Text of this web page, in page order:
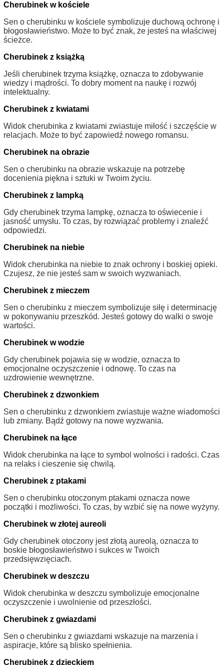
Cherubinek w kościele
Sen o cherubinku w kościele symbolizuje duchową ochronę i
błogosławieństwo. Może to być znak, że jesteś na właściwej
ścieżce.
Cherubinek z książką
Jeśli cherubinek trzyma książkę, oznacza to zdobywanie
wiedzy i mądrości. To dobry moment na naukę i rozwój
intelektualny.
Cherubinek z kwiatami
Widok cherubinka z kwiatami zwiastuje miłość i szczęście w
relacjach. Może to być zapowiedź nowego romansu.
Cherubinek na obrazie
Sen o cherubinku na obrazie wskazuje na potrzebę
docenienia piękna i sztuki w Twoim życiu.
Cherubinek z lampką
Gdy cherubinek trzyma lampkę, oznacza to oświecenie i
jasność umysłu. To czas, by rozwiązać problemy i znaleźć
odpowiedzi.
Cherubinek na niebie
Widok cherubinka na niebie to znak ochrony i boskiej opieki.
Czujesz, że nie jesteś sam w swoich wyzwaniach.
Cherubinek z mieczem
Sen o cherubinku z mieczem symbolizuje siłę i determinację
w pokonywaniu przeszkód. Jesteś gotowy do walki o swoje
wartości.
Cherubinek w wodzie
Gdy cherubinek pojawia się w wodzie, oznacza to
emocjonalne oczyszczenie i odnowę. To czas na
uzdrowienie wewnętrzne.
Cherubinek z dzwonkiem
Sen o cherubinku z dzwonkiem zwiastuje ważne wiadomości
lub zmiany. Bądź gotowy na nowe wyzwania.
Cherubinek na łące
Widok cherubinka na łące to symbol wolności i radości. Czas
na relaks i cieszenie się chwilą.
Cherubinek z ptakami
Sen o cherubinku otoczonym ptakami oznacza nowe
początki i możliwości. To czas, by wzbić się na nowe wyżyny.
Cherubinek w złotej aureoli
Gdy cherubinek otoczony jest złotą aureolą, oznacza to
boskie błogosławieństwo i sukces w Twoich
przedsięwzięciach.
Cherubinek w deszczu
Widok cherubinka w deszczu symbolizuje emocjonalne
oczyszczenie i uwolnienie od przeszłości.
Cherubinek z gwiazdami
Sen o cherubinku z gwiazdami wskazuje na marzenia i
aspiracje, które są blisko spełnienia.
Cherubinek z dzieckiem